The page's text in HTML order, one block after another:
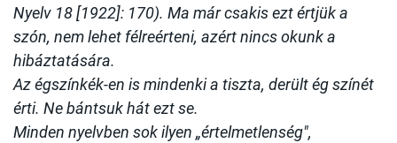
Nyelv 18 [1922]: 170). Ma már csakis ezt értjük a
szón, nem lehet félreérteni, azért nincs okunk a
hibáztatására.
Az égszínkék-en is mindenki a tiszta, derült ég színét
érti. Ne bántsuk hát ezt se.
Minden nyelvben sok ilyen „értelmetlenség",